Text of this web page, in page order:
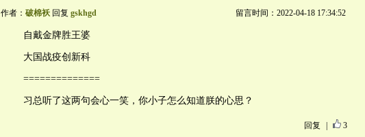
作者： 破棉袄回复 gskhgd 留言时间：2022-04-18 17:34:52
自戴金牌胜王婆
大国战疫创新科
==============
习总听了这两句会心一笑，你小子怎么知道朕的心思？
回复 3